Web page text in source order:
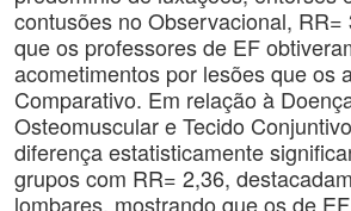
contusões no Observacional, RR=
que os professores de EF
acometimentos por lesões que os
Comparativo. Em relação à
Osteomuscular e Tecido
diferença estatisticamente
grupos com RR= 2,36,
lombares, mostrando que os de